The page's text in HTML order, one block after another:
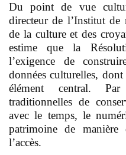
Du point de vue
directeur de l’Institut de
de la culture et des
estime que la
l’exigence de
données culturelles,
élément central.
traditionnelles de
avec le temps, le
patrimoine de manière
l’accès.